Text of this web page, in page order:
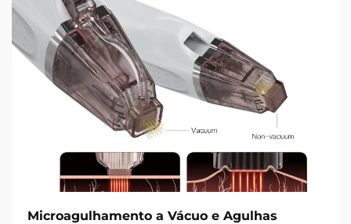
Microagulhamento a Vácuo e Agulhas